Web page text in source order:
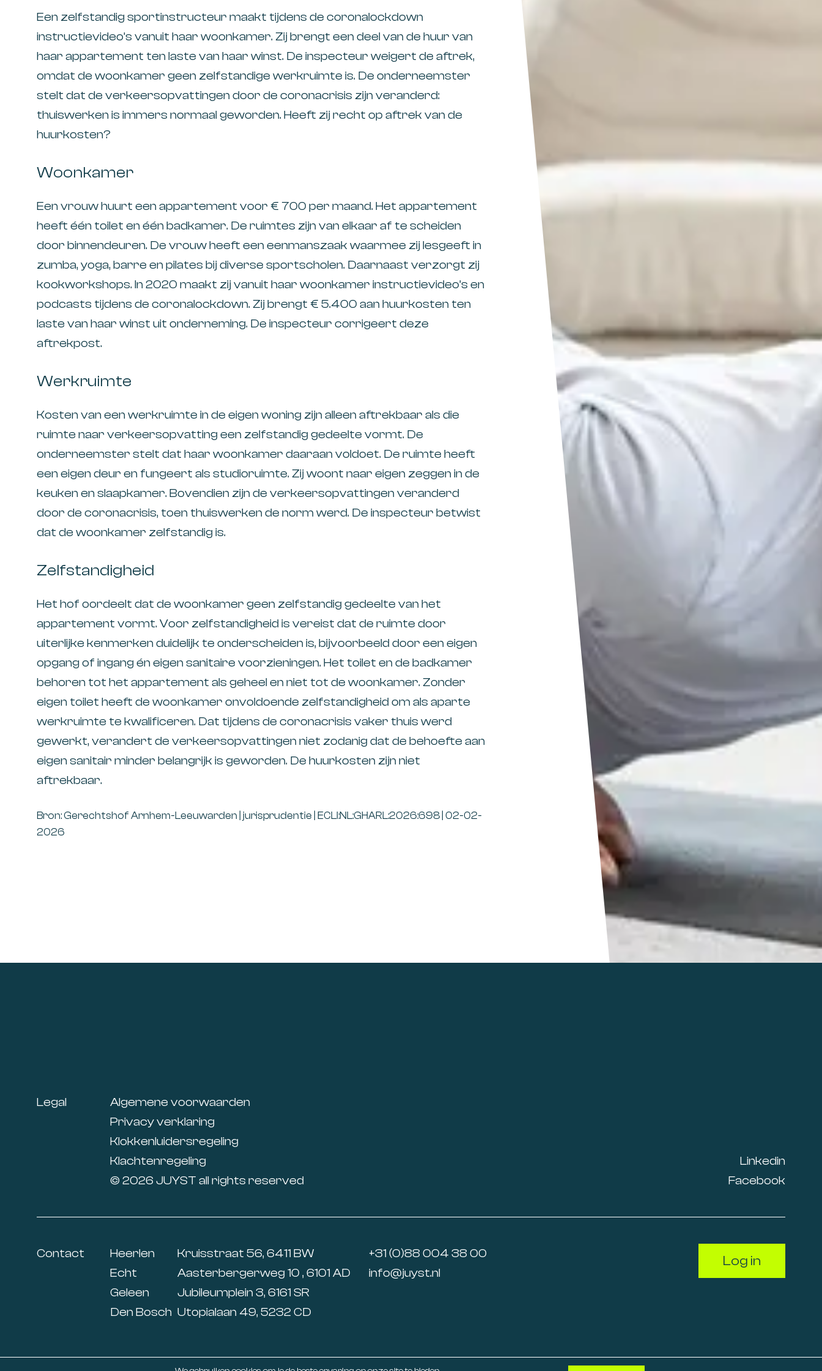
Een zelfstandig sportinstructeur maakt tijdens de coronalockdown
instructievideo’s vanuit haar woonkamer. Zij brengt een deel van de huur van
haar appartement ten laste van haar winst. De inspecteur weigert de aftrek,
omdat de woonkamer geen zelfstandige werkruimte is. De onderneemster
stelt dat de verkeersopvattingen door de coronacrisis zijn veranderd:
thuiswerken is immers normaal geworden. Heeft zij recht op aftrek van de
huurkosten?
Woonkamer
Een vrouw huurt een appartement voor € 700 per maand. Het appartement
heeft één toilet en één badkamer. De ruimtes zijn van elkaar af te scheiden
door binnendeuren. De vrouw heeft een eenmanszaak waarmee zij lesgeeft in
zumba, yoga, barre en pilates bij diverse sportscholen. Daarnaast verzorgt zij
kookworkshops. In 2020 maakt zij vanuit haar woonkamer instructievideo’s en
podcasts tijdens de coronalockdown. Zij brengt € 5.400 aan huurkosten ten
laste van haar winst uit onderneming. De inspecteur corrigeert deze
aftrekpost.
Werkruimte
Kosten van een werkruimte in de eigen woning zijn alleen aftrekbaar als die
ruimte naar verkeersopvatting een zelfstandig gedeelte vormt. De
onderneemster stelt dat haar woonkamer daaraan voldoet. De ruimte heeft
een eigen deur en fungeert als studioruimte. Zij woont naar eigen zeggen in de
keuken en slaapkamer. Bovendien zijn de verkeersopvattingen veranderd
door de coronacrisis, toen thuiswerken de norm werd. De inspecteur betwist
dat de woonkamer zelfstandig is.
Zelfstandigheid
Het hof oordeelt dat de woonkamer geen zelfstandig gedeelte van het
appartement vormt. Voor zelfstandigheid is vereist dat de ruimte door
uiterlijke kenmerken duidelijk te onderscheiden is, bijvoorbeeld door een eigen
opgang of ingang én eigen sanitaire voorzieningen. Het toilet en de badkamer
behoren tot het appartement als geheel en niet tot de woonkamer. Zonder
eigen toilet heeft de woonkamer onvoldoende zelfstandigheid om als aparte
werkruimte te kwalificeren. Dat tijdens de coronacrisis vaker thuis werd
gewerkt, verandert de verkeersopvattingen niet zodanig dat de behoefte aan
eigen sanitair minder belangrijk is geworden. De huurkosten zijn niet
aftrekbaar.
Bron: Gerechtshof Arnhem-Leeuwarden | jurisprudentie | ECLI:NL:GHARL:2026:698 | 02-02-
2026
Legal
Algemene voorwaarden
Privacy verklaring
Klokkenluidersregeling
Klachtenregeling
© 2026 JUYST all rights reserved
Linkedin
Facebook
Contact Heerlen Kruisstraat 56, 6411 BW
+31 (0)88 004 38 00
Echt
Aasterbergerweg 10 , 6101 AD
info@juyst.nl
Geleen
Jubileumplein 3, 6161 SR
Den Bosch Utopialaan 49, 5232 CD
Log in